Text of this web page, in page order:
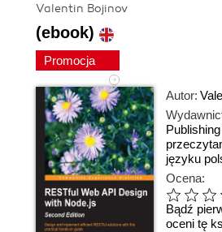
Valentin Bojinov
(ebook)
Promocja
Autor:
Publishing
języku
Ocena:
Bądź
oceni tę